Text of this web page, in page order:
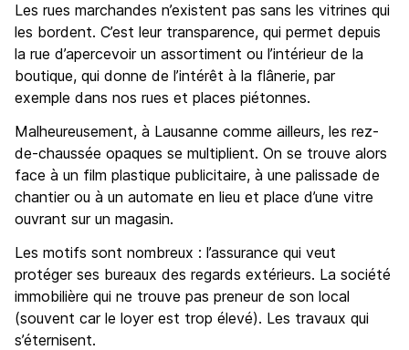
Les rues marchandes n’existent pas sans les vitrines qui
les bordent. C’est leur transparence, qui permet depuis
la rue d’apercevoir un assortiment ou l’intérieur de la
boutique, qui donne de l’intérêt à la flânerie, par
exemple dans nos rues et places piétonnes.
Malheureusement, à Lausanne comme ailleurs, les rez-
de-chaussée opaques se multiplient. On se trouve alors
face à un film plastique publicitaire, à une palissade de
chantier ou à un automate en lieu et place d’une vitre
ouvrant sur un magasin.
Les motifs sont nombreux : l’assurance qui veut
protéger ses bureaux des regards extérieurs. La société
immobilière qui ne trouve pas preneur de son local
(souvent car le loyer est trop élevé). Les travaux qui
s’éternisent.